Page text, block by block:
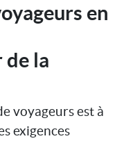
en
la
voyageurs est à
exigences